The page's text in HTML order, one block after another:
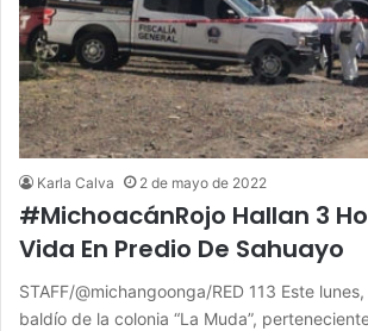
Karla Calva 2 de mayo de 2022
#MichoacánRojo Hallan 3
Vida En Predio De Sahuayo
STAFF/@michangoonga/RED 113 Este
baldío de la colonia “La Muda”,